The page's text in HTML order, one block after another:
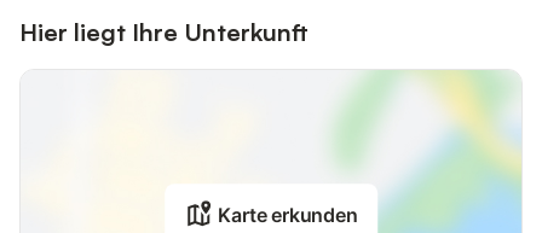
lichtdurchflutete Wohnbereiche, einen Essbereich mit
integrierter, offener Küche, Im Erdgeschoss ist der größere
Wohnbereich mit einem bequemen Sofa ausgestattet. Hier steht
Obergeschoss, wo sich 3 Schlafzimmer befinden - ein großes
Hier liegt Ihre Unterkunft
Karte erkunden